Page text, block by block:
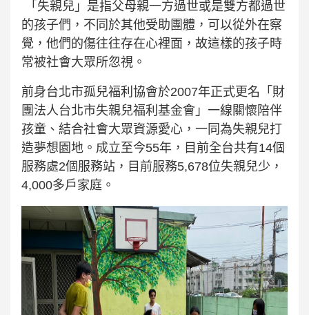
「失親兒」是指父母親一方過世或是雙方都過世
的孩子們，不同於其他受助團體，可以從外在察
覺，他們的傷往往存在心裡面，故這樣的孩子時
常被社會大眾所忽視。
前身台北市孤兒福利協會於2007年正式更名「財
團法人台北市失親兒福利基金會」一線關懷陪伴
孩童、結合社會大眾資源愛心，一同為失親兒打
造夢想園地。成立至今55年，目前全台共有14個
服務處2個服務站，目前服務5,678位失親兒少，
4,000多戶家庭。